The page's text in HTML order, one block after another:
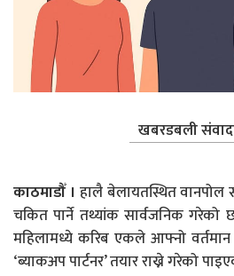
खबरडबली
काठमाडौँ । हालै बेलायतस्थित
चकित पार्ने तथ्यांक सार्वजनिक
महिलामध्ये करिब एकले आफ्नो
‘ब्याकअप पार्टनर’ तयार राख्ने गरेको